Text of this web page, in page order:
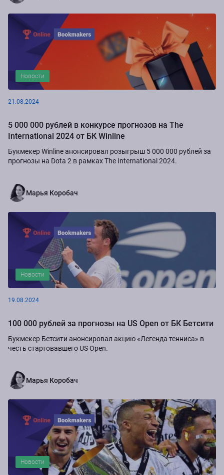
Новости
21.08.2024
5 000 000 рублей в конкурсе прогнозов на The
International 2024 от БК Winline
Букмекер Winline анонсировал розыгрыш 5 000 000 рублей за
прогнозы на Dota 2 в рамках The International 2024.
Марья Коробач
Новости
19.08.2024
100 000 рублей за прогнозы на US Open от БК Бетсити
Букмекер Бетсити анонсировал акцию «Легенда тенниса» в
честь стартовавшего US Open.
Марья Коробач
Новости